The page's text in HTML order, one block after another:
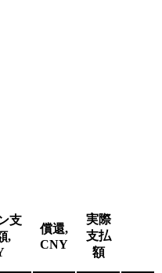
支
,
償還,
CNY
実際
支払
額